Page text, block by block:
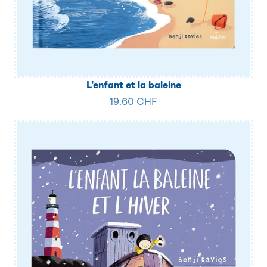
L'enfant et la baleine
19.60 CHF